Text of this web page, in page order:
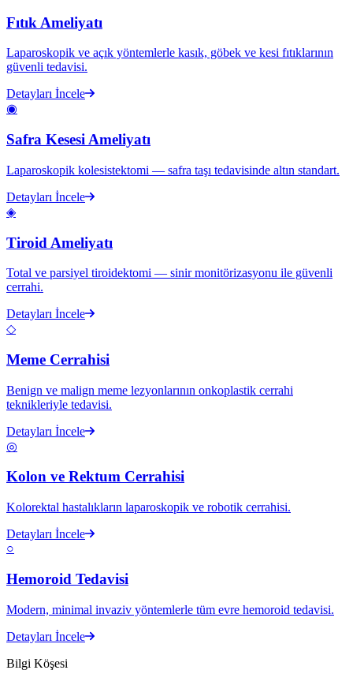
Fıtık Ameliyatı
Laparoskopik ve açık yöntemlerle kasık, göbek ve kesi fıtıklarının
güvenli tedavisi.
Detayları İncele
◉
Safra Kesesi Ameliyatı
Laparoskopik kolesistektomi — safra taşı tedavisinde altın standart.
Detayları İncele
◈
Tiroid Ameliyatı
Total ve parsiyel tiroidektomi — sinir monitörizasyonu ile güvenli
cerrahi.
Detayları İncele
◇
Meme Cerrahisi
Benign ve malign meme lezyonlarının onkoplastik cerrahi
teknikleriyle tedavisi.
Detayları İncele
◎
Kolon ve Rektum Cerrahisi
Kolorektal hastalıkların laparoskopik ve robotik cerrahisi.
Detayları İncele
○
Hemoroid Tedavisi
Modern, minimal invaziv yöntemlerle tüm evre hemoroid tedavisi.
Detayları İncele
Bilgi Köşesi